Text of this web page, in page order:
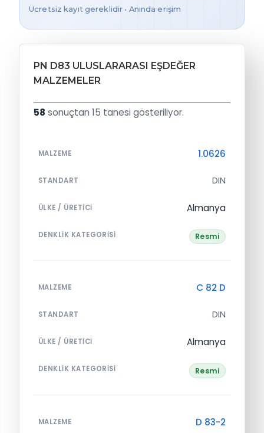
Ücretsiz kayıt gereklidir • Anında erişim
PN D83 ULUSLARARASI EŞDEĞER
MALZEMELER
58 sonuçtan 15 tanesi gösteriliyor.
MALZEME 1.0626
STANDART DIN
ÜLKE / ÜRETICI Almanya
DENKLIK KATEGORISI Resmi
MALZEME C 82 D
STANDART DIN
ÜLKE / ÜRETICI Almanya
DENKLIK KATEGORISI Resmi
MALZEME D 83-2